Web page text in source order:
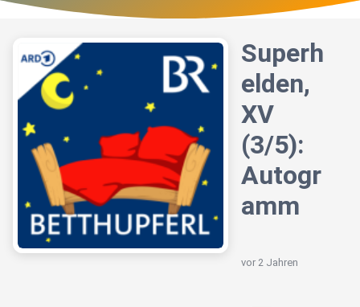
Superh
elden,
XV
(3/5):
Autogr
amm
vor 2 Jahren